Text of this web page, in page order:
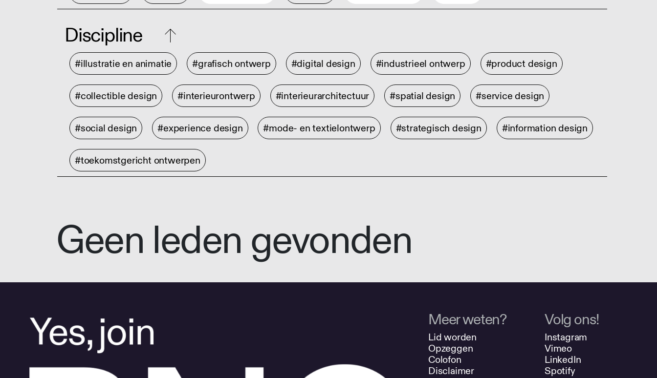
Discipline
#illustratie en animatie #grafisch ontwerp #digital design #industrieel ontwerp #product design
#collectible design #interieurontwerp #interieurarchitectuur #spatial design #service design
#social design #experience design #mode- en textielontwerp #strategisch design #information design
#toekomstgericht ontwerpen
Geen leden gevonden
Meer weten?
Lid worden
Opzeggen
Colofon
Disclaimer
Volg ons!
Instagram
Vimeo
LinkedIn
Spotify